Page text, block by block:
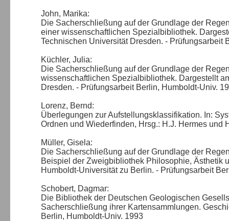
John, Marika:
Die Sacherschließung auf der Grundlage der
einer wissenschaftlichen Spezialbibliothek.
Technischen Universität Dresden. - Prüfungsarbeit
Küchler, Julia:
Die Sacherschließung auf der Grundlage der
wissenschaftlichen Spezialbibliothek. Dargestellt
Dresden. - Prüfungsarbeit Berlin, Humboldt-Univ.
Lorenz, Bernd:
Überlegungen zur Aufstellungsklassifikation. In:
Ordnen und Wiederfinden, Hrsg.: H.J. Hermes und
Müller, Gisela:
Die Sacherschließung auf der Grundlage der
Beispiel der Zweigbibliothek Philosophie, Ästhetik
Humboldt-Universität zu Berlin. - Prüfungsarbeit
Schobert, Dagmar:
Die Bibliothek der Deutschen Geologischen
Sacherschließung ihrer Kartensammlungen.
Berlin, Humboldt-Univ. 1993